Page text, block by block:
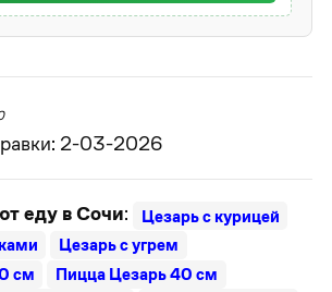
2-03-2026
еду в Сочи:
Цезарь с курицей
Цезарь с угрем
см
Пицца Цезарь 40 см